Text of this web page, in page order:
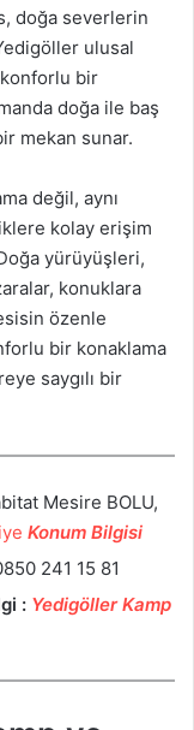
doğa severlerin
ulusal
bir
doğa ile baş
mekan sunar.
değil, aynı
kolay erişim
yürüyüşleri,
konuklara
özenle
bir konaklama
saygılı bir
Mesire BOLU,
Konum Bilgisi
241 15 81
: Yedigöller Kamp